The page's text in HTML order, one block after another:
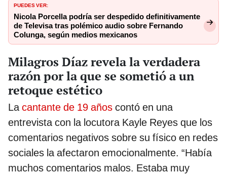
PUEDES VER:
Nicola Porcella podría ser despedido definitivamente
de Televisa tras polémico audio sobre Fernando
Colunga, según medios mexicanos
Milagros Díaz revela la verdadera
razón por la que se sometió a un
retoque estético
Lacantante de 19 años contó en una
entrevista con la locutora Kayle Reyes que los
comentarios negativos sobre su físico en redes
sociales la afectaron emocionalmente. “Había
muchos comentarios malos. Estaba muy